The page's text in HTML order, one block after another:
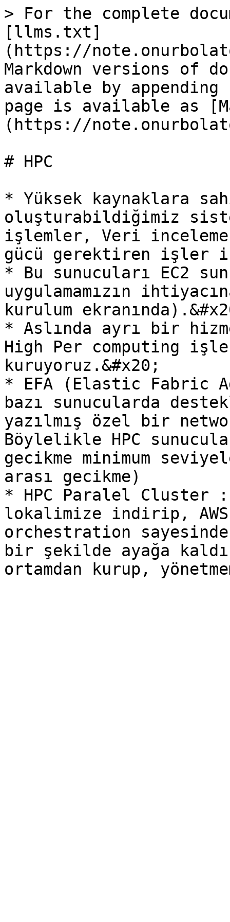
> For the complete
[llms.txt]
(https://
Markdown versions of
available by
page is available as
(https://
# HPC
* Yüksek kaynaklara
oluşturabildiğimiz
işlemler, Veri
gücü gerektiren işler
* Bu sunucuları EC2
uygulamamızın
kurulum
* Aslında ayrı bir
High Per computing
kuruyoruz.&#x20;
* EFA (Elastic Fabric
bazı sunucularda
yazılmış özel bir
Böylelikle HPC
gecikme minimum
arası gecikme)
* HPC Paralel Cluster
lokalimize indirip,
orchestration
bir şekilde ayağa